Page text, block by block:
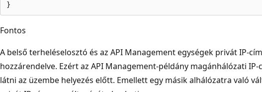
Fontos
A belső terheléselosztó és az API Management egységek privát IP-
hozzárendelve. Ezért az API Management-példány magánhálózati
látni az üzembe helyezés előtt. Emellett egy másik alhálózatra való